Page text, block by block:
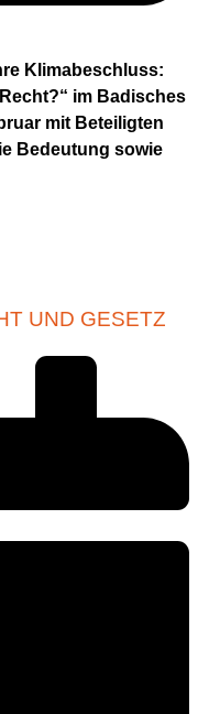
Klimabeschluss:
im Badisches
mit Beteiligten
Bedeutung sowie
UND GESETZ